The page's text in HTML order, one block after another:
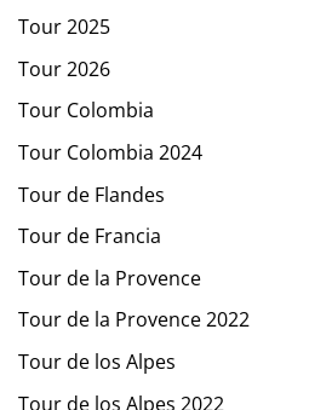
Tour 2025
Tour 2026
Tour Colombia
Tour Colombia 2024
Tour de Flandes
Tour de Francia
Tour de la Provence
Tour de la Provence 2022
Tour de los Alpes
Tour de los Alpes 2022